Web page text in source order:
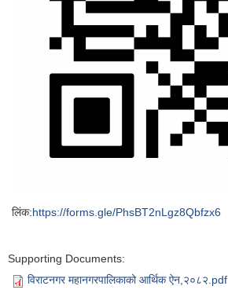
लिंक:https://forms.gle/PhsBT2nLgz8Qbfzx6
Supporting Documents:
विराटनगर महानगरपालिकाको आर्थिक ऐन,२०८२.pdf